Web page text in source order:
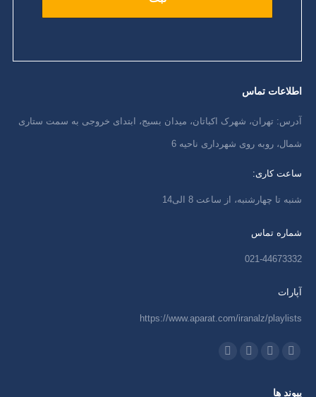
اطلاعات تماس
آدرس: تهران، شهرک اکباتان، میدان بسیج، ابتدای خروجی به سمت ستاری
شمال، روبه روی شهرداری ناحیه 6
ساعت کاری:
شنبه تا چهارشنبه، از ساعت 8 الی14
شماره تماس
021-44673332
آپارات
https://www.aparat.com/iranalz/playlists
ما را دنبال کنید در:
پیوند ها